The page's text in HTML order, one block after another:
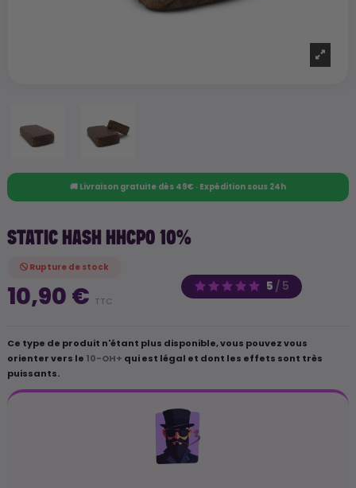
🚚 Livraison gratuite dès 49€ · Expédition sous 24h
STATIC HASH HHCPO 10%
5 / 5
Rupture de stock
10,90 € TTC
Ce type de produit n'étant plus disponible, vous pouvez vous
orienter vers le 10-OH+ qui est légal et dont les effets sont très
puissants.